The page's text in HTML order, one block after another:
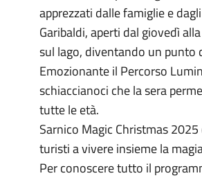
apprezzati dalle famiglie e
Garibaldi, aperti dal giovedì
sul lago, diventando un punto
Emozionante il Percorso
schiaccianoci che la sera
tutte le età.
Sarnico Magic Christmas
turisti a vivere insieme la
Per conoscere tutto il